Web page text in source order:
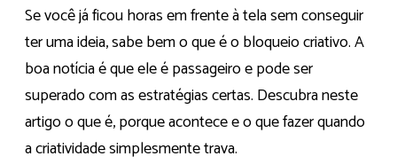
Se você já ficou horas em frente à tela sem conseguir
ter uma ideia, sabe bem o que é o bloqueio criativo. A
boa notícia é que ele é passageiro e pode ser
superado com as estratégias certas. Descubra neste
artigo o que é, porque acontece e o que fazer quando
a criatividade simplesmente trava.